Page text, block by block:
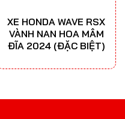
XE HONDA WAVE RSX
VÀNH NAN HOA MÂM
ĐĨA 2024 (ĐẶC BIỆT)